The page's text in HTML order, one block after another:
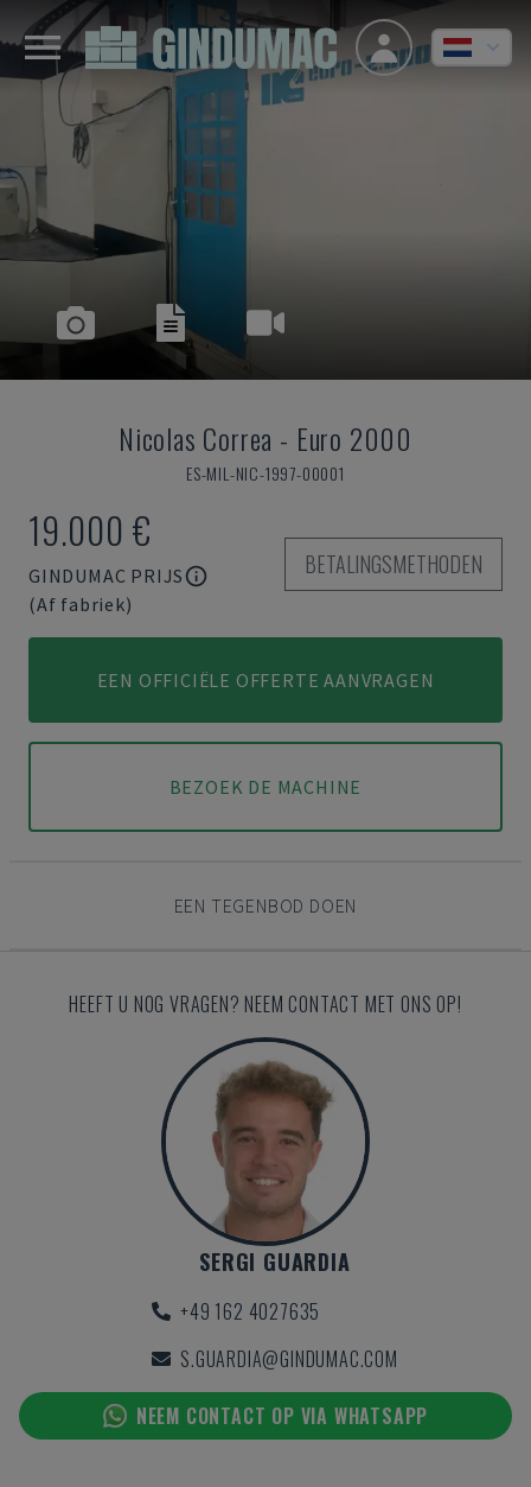
Nicolas Correa - Euro 2000
ES-MIL-NIC-1997-00001
19.000 €
GINDUMAC PRIJS
(Af fabriek)
BETALINGSMETHODEN
EEN OFFICIËLE OFFERTE AANVRAGEN
BEZOEK DE MACHINE
EEN TEGENBOD DOEN
HEEFT U NOG VRAGEN? NEEM CONTACT MET ONS OP!
SERGI GUARDIA
+49 162 4027635
S.GUARDIA@GINDUMAC.COM
NEEM CONTACT OP VIA WHATSAPP